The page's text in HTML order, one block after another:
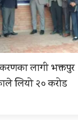
लागी भक्तपुर
लियो २० करोड